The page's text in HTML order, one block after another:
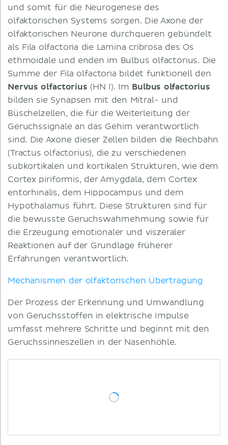
und somit für die Neurogenese des
olfaktorischen Systems sorgen. Die Axone der
olfaktorischen Neurone durchqueren gebündelt
als Fila olfactoria die Lamina cribrosa des Os
ethmoidale und enden im Bulbus olfactorius. Die
Summe der Fila olfactoria bildet funktionell den
Nervus olfactorius (HN I). Im Bulbus olfactorius
bilden sie Synapsen mit den Mitral- und
Büschelzellen, die für die Weiterleitung der
Geruchssignale an das Gehirn verantwortlich
sind. Die Axone dieser Zellen bilden die Riechbahn
(Tractus olfactorius), die zu verschiedenen
subkortikalen und kortikalen Strukturen, wie dem
Cortex piriformis, der Amygdala, dem Cortex
entorhinalis, dem Hippocampus und dem
Hypothalamus führt. Diese Strukturen sind für
die bewusste Geruchswahrnehmung sowie für
die Erzeugung emotionaler und viszeraler
Reaktionen auf der Grundlage früherer
Erfahrungen verantwortlich.
Mechanismen der olfaktorischen Übertragung
Der Prozess der Erkennung und Umwandlung
von Geruchsstoffen in elektrische Impulse
umfasst mehrere Schritte und beginnt mit den
Geruchssinneszellen in der Nasenhöhle.